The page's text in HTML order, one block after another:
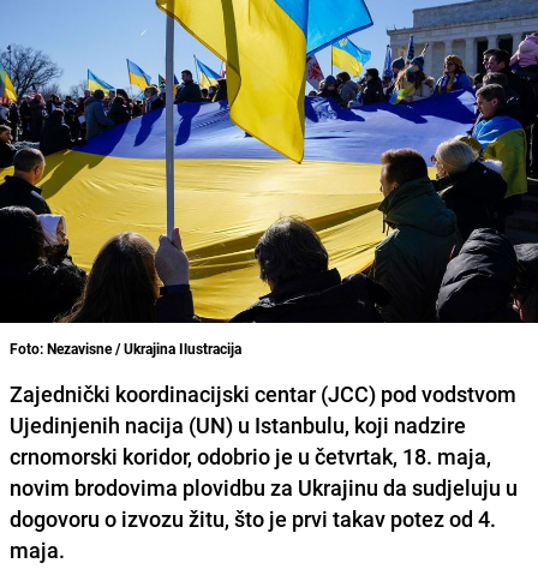
Foto: Nezavisne / Ukrajina Ilustracija
Zajednički koordinacijski centar (JCC) pod vodstvom
Ujedinjenih nacija (UN) u Istanbulu, koji nadzire
crnomorski koridor, odobrio je u četvrtak, 18. maja,
novim brodovima plovidbu za Ukrajinu da sudjeluju u
dogovoru o izvozu žitu, što je prvi takav potez od 4.
maja.